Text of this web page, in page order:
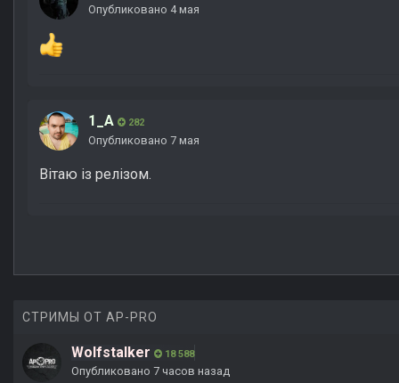
Опубликовано 4 мая
1_A 282
Опубликовано 7 мая
Вітаю із релізом.
СТРИМЫ ОТ AP-PRO
Wolfstalker 18 588
Опубликовано 7 часов назад